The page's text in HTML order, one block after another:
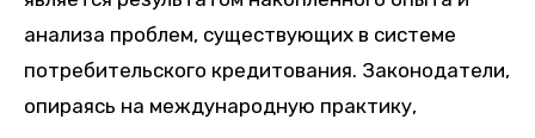
анализа проблем, существующих в системе
потребительского кредитования. Законодатели,
опираясь на международную практику,